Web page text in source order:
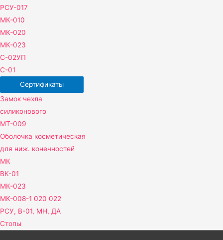
РСУ-017
МК-010
МК-020
МК-023
С-02УП
С-01
Сертификаты
Замок чехла
силиконового
МТ-009
Оболочка косметическая
для ниж. конечностей
МК
ВК-01
МК-023
МК-008-1 020 022
РСУ, В-01, МН, ДА
Стопы